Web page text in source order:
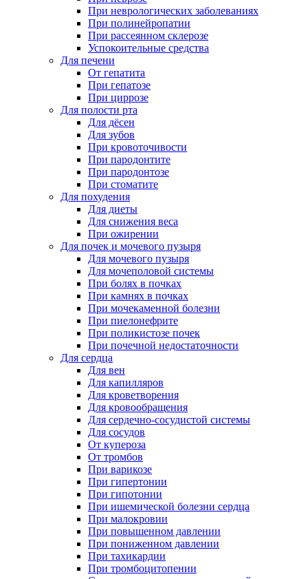
При неврологических заболеваниях
При полинейропатии
При рассеянном склерозе
Успокоительные средства
Для печени
От гепатита
При гепатозе
При циррозе
Для полости рта
Для дёсен
Для зубов
При кровоточивости
При пародонтите
При пародонтозе
При стоматите
Для похудения
Для диеты
Для снижения веса
При ожирении
Для почек и мочевого пузыря
Для мочевого пузыря
Для мочеполовой системы
При болях в почках
При камнях в почках
При мочекаменной болезни
При пиелонефрите
При поликистозе почек
При почечной недостаточности
Для сердца
Для вен
Для капилляров
Для кроветворения
Для кровообращения
Для сердечно-сосудистой системы
Для сосудов
От купероза
От тромбов
При варикозе
При гипертонии
При гипотонии
При ишемической болезни сердца
При малокровии
При повышенном давлении
При пониженном давлении
При тахикардии
При тромбоцитопении